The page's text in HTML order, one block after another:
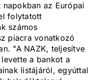
az Európai
folytatott
számos
piacra vonatkozó
"A NAZK, teljesítve
a bankot a
listájáról, egyúttal